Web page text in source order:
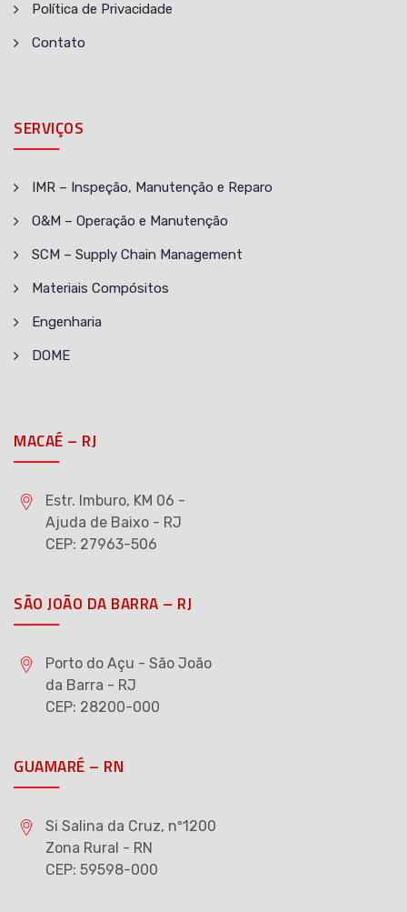
Política de Privacidade
Contato
SERVIÇOS
IMR – Inspeção, Manutenção e Reparo
O&M – Operação e Manutenção
SCM – Supply Chain Management
Materiais Compósitos
Engenharia
DOME
MACAÉ – RJ
Estr. Imburo, KM 06 -
Ajuda de Baixo - RJ
CEP: 27963-506
SÃO JOÃO DA BARRA – RJ
Porto do Açu - São João
da Barra - RJ
CEP: 28200-000
GUAMARÉ – RN
Si Salina da Cruz, nº1200
Zona Rural - RN
CEP: 59598-000